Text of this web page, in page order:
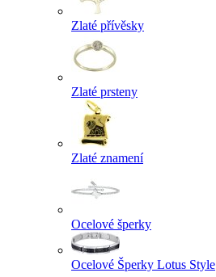
Zlaté přívěsky
Zlaté prsteny
Zlaté znamení
Ocelové šperky
Ocelové Šperky Lotus Style